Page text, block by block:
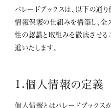
パレードブックスは、以下の通
情報保護の仕組みを構築し、
性の認識と取組みを徹底させる
進いたします。
1.個人情報の定義
個人情報とはパレードブックス